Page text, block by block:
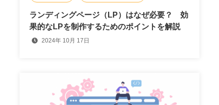
ランディングページ（LP）はなぜ必要？ 効
果的なLPを制作するためのポイントを解説
2024年 10月 17日